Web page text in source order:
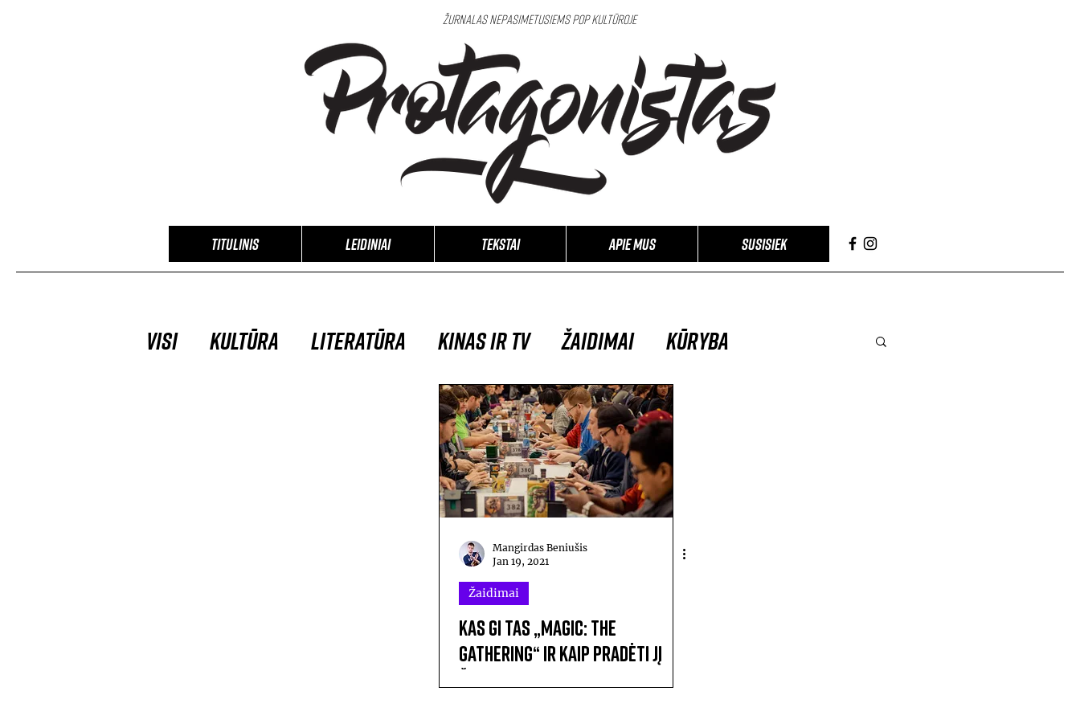
Žurnalas nepasimetusiems pop kultūroje
TITULINIS Leidiniai Tekstai APIE MUS SUSISIEK
Visi Kultūra Literatūra Kinas ir TV Žaidimai Kūryba
Mangirdas Beniušis
Jan 19, 2021
Žaidimai
Kas gi tas „Magic: The
Gathering“ ir kaip pradėti jį